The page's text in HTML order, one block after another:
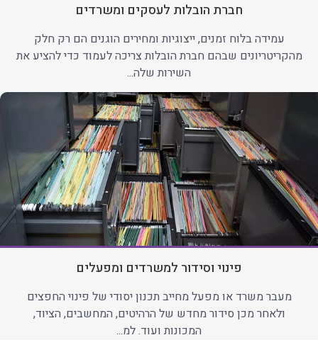
חברת הובלות לעסקים ומשרדים
עמידה בלוח זמנים, ייצוגיות ומחירים הוגנים הם רק חלק
מהקריטריונים שבהם חברת הובלות צריכה לעמוד כדי להציע את
השירות שלה...
פינוי וסידור למשרדים ומפעלים
מעבר משרד או מפעל מחייב תכנון יסודי של פינוי החפצים
ולאחר מכן סידור מחדש של הרהיטים, המחשבים, הציוד,
המכונות ועוד. למ...